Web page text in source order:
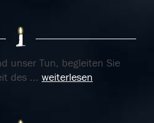
unser Tun, begleiten Sie
des ... weiterlesen